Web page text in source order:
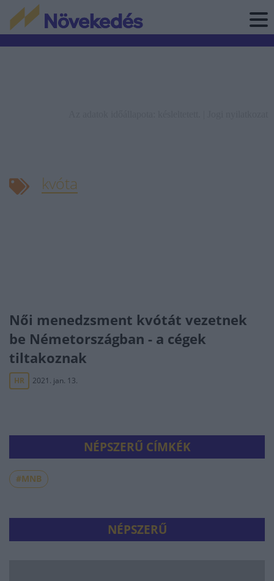
kvóta
Női menedzsment kvótát vezetnek
be Németországban - a cégek
tiltakoznak
HR 2021. jan. 13.
NÉPSZERŰ CÍMKÉK
#MNB
NÉPSZERŰ